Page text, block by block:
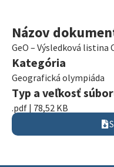
Názov
GeO – Výsledková listina
Kategória
Geografická olympiáda
Typ a veľkosť
.pdf | 78,52 KB